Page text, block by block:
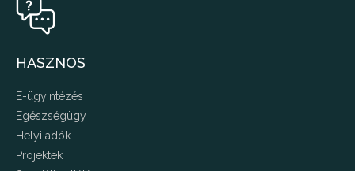
HASZNOS
E-ügyintézés
Egészségügy
Helyi adók
Projektek